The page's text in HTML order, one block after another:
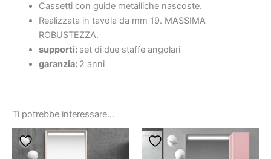
Cassetti con guide metalliche nascoste.
Realizzata in tavola da mm 19. MASSIMA
ROBUSTEZZA.
supporti: set di due staffe angolari
garanzia: 2 anni
Ti potrebbe interessare…